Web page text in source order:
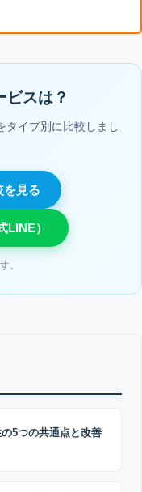
ビスは？
タイプ別に比較しまし
を見る
LINE）
。
5つの共通点と改善